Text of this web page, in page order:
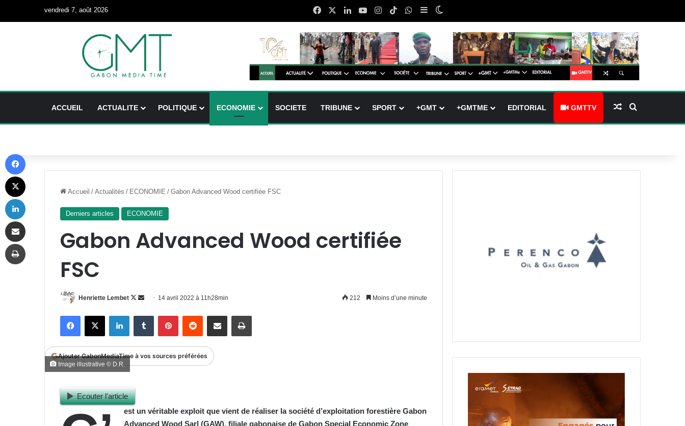
vendredi 7, août 2026 FacebookLinkedinYouTubeInstagram
TikTokWhatsApp
Sidebar (barre latérale)
ACCUEIL ACTUALITE POLITIQUE ECONOMIE SOCIETE TRIBUNE SPORT +GMT +GMTME EDITORIAL GMTTV Article Aléatoire
Accueil / Actualités / ECONOMIE / Gabon Advanced Wood certifiée FSC
Derniers articles ECONOMIE
Gabon Advanced Wood certifiée
FSC
Henriette Lembet
Follow
Envoyer
courriel
14 avril 2022 à 11h28min 212 Moins d’une minute
FacebookX LinkedinTumblr PinterestReddit Partager par email Imprimer
Ajouter GabonMediaTime à vos sources préférées
Image illustrative © D.R.
Ecouter l'article
est un véritable exploit que vient de réaliser la société d’exploitation forestière Gabon
Advanced Wood Sarl (GAW), filiale gabonaise de Gabon Special Economic Zone